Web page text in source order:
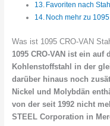
Favoriten nach
Noch mehr zu
Was ist 1095 CRO-VAN
1095 CRO-VAN ist ein auf
Kohlenstoffstahl in der
darüber hinaus noch
Nickel und Molybdän
von der seit 1992 nicht
STEEL Corporation in